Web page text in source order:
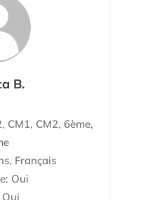
B.
CM1, CM2, 6ème,
Français
Oui